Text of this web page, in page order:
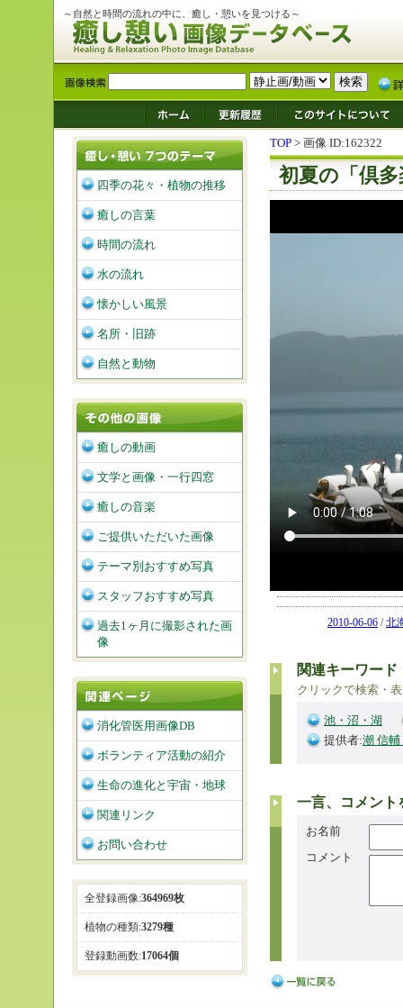
～自然と時間の流れの中に、癒し・憩いを見つける～
TOP > 画像 ID:162322
初夏の「倶
2010-06-06 /北
関連キーワード
クリックで検索・
池・沼・湖
提供者:潮 信
一言、コメント
お名前
コメント
四季の花々・植物の推移
癒しの言葉
時間の流れ
水の流れ
懐かしい風景
名所・旧跡
自然と動物
癒しの動画
文学と画像・一行四窓
癒しの音楽
ご提供いただいた画像
テーマ別おすすめ写真
スタッフおすすめ写真
過去1ヶ月に撮影された画
像
消化管医用画像DB
ボランティア活動の紹介
生命の進化と宇宙・地球
関連リンク
お問い合わせ
全登録画像:364969枚
植物の種類:3279種
登録動画数:17064個